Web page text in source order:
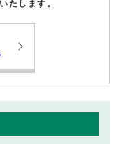
たします。